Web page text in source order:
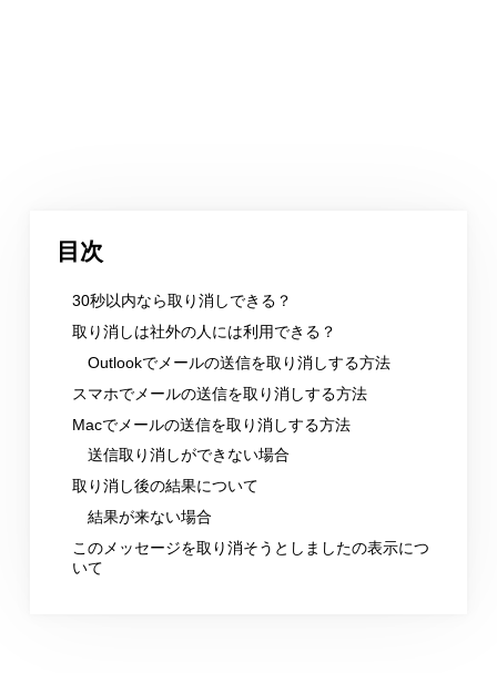
目次
30秒以内なら取り消しできる？
取り消しは社外の人には利用できる？
Outlookでメールの送信を取り消しする方法
スマホでメールの送信を取り消しする方法
Macでメールの送信を取り消しする方法
送信取り消しができない場合
取り消し後の結果について
結果が来ない場合
このメッセージを取り消そうとしましたの表示につ
いて